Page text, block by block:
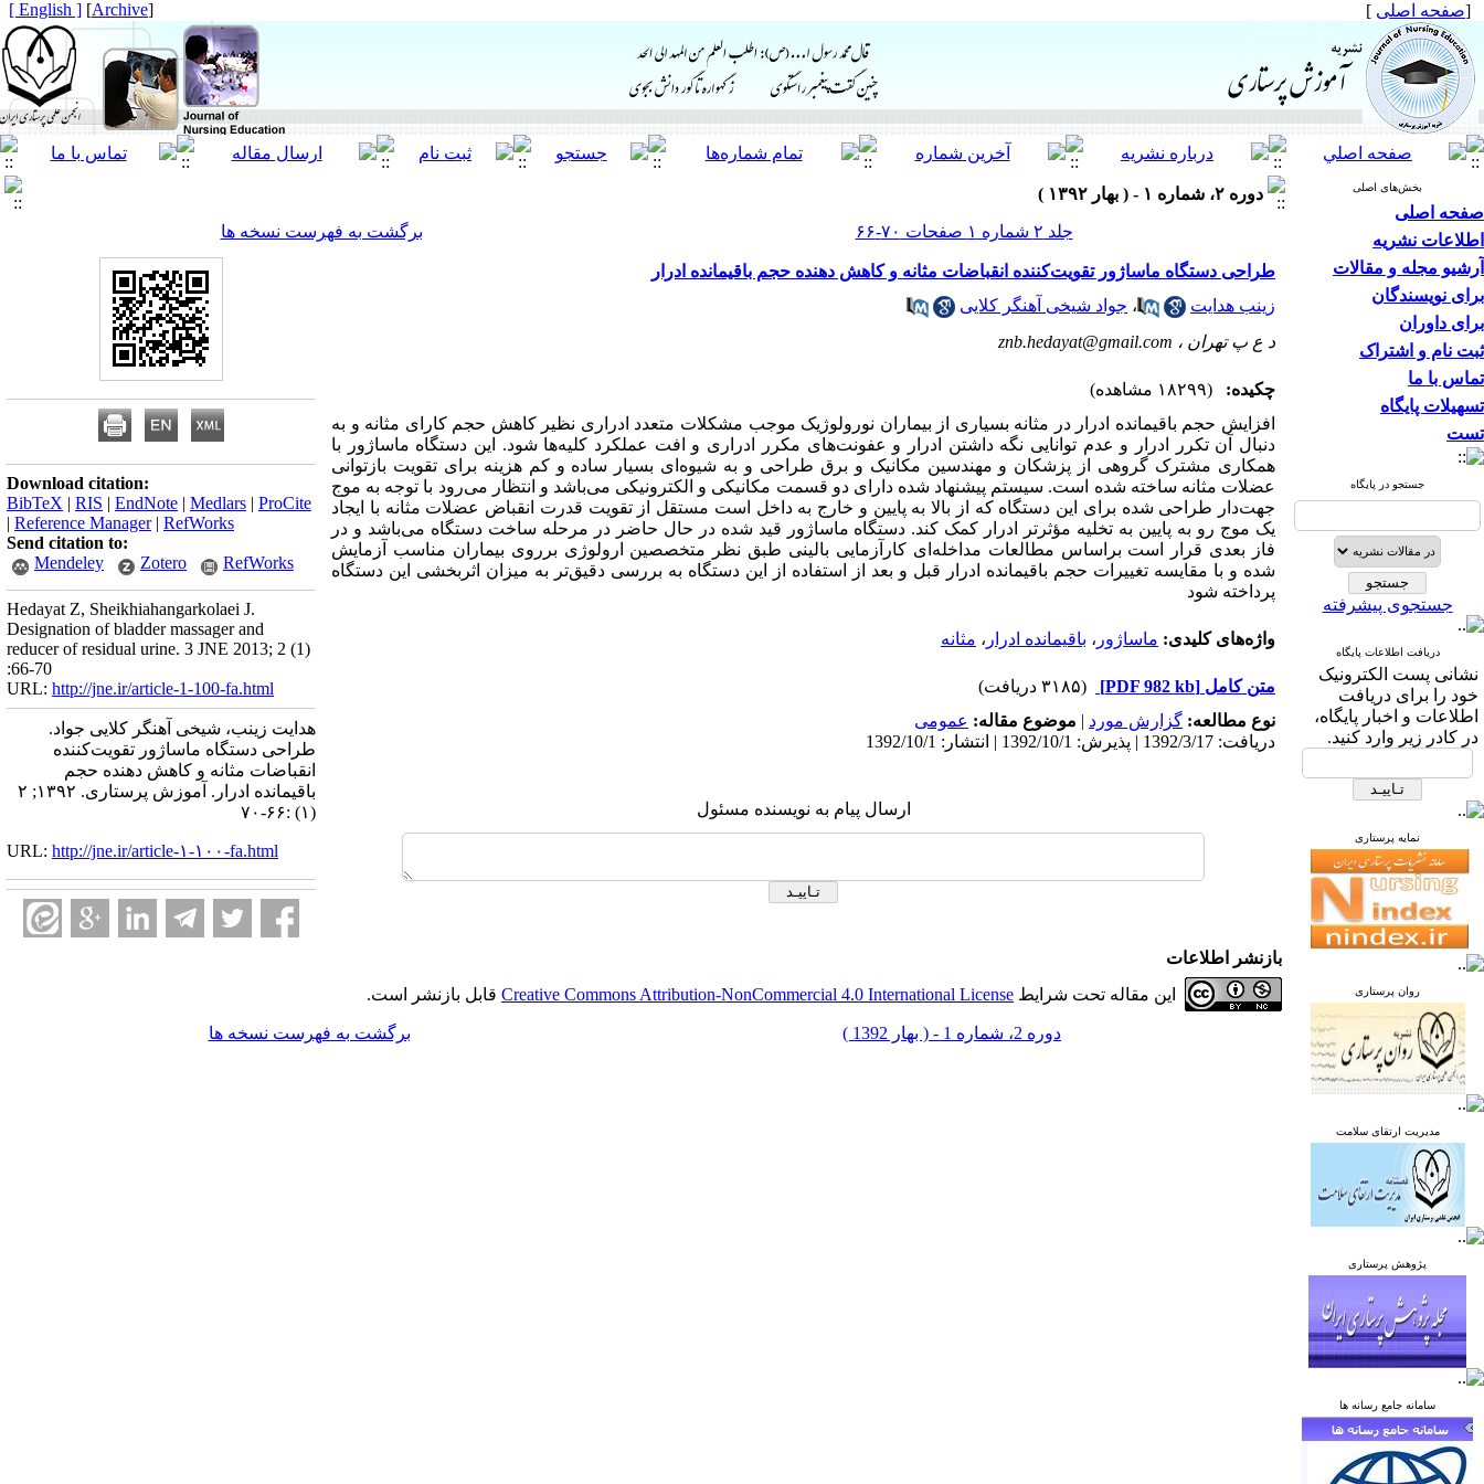
[صفحه اصلی ]
[
Archive
]
[ English ]
بخش‌های اصلی
صفحه اصلی
اطلاعات نشریه
آرشیو مجله و مقالات
برای نویسندگان
برای داوران
ثبت نام و اشتراک
تماس با ما
تسهیلات پایگاه
تست
جستجو در پایگاه
جستجوی پیشرفته
دریافت اطلاعات پایگاه
نشانی پست الکترونیک
خود را برای دریافت
اطلاعات و اخبار پایگاه،
در کادر زیر وارد کنید.
نمایه پرستاری
روان پرستاری
مدیریت ارتقای سلامت
پژوهش پرستاری
سامانه جامع رسانه ها
دوره ۲، شماره ۱ - ( بهار ۱۳۹۲ )
جلد ۲ شماره ۱ صفحات ۷۰-۶۶
برگشت به فهرست نسخه ها
طراحی دستگاه ماساژور تقویت‌کننده انقباضات مثانه و کاهش دهنده حجم باقیمانده ادرار
زینب هدایت
، جواد شیخی آهنگر کلایی
د ع پ تهران ، znb.hedayat@gmail.com
چکیده:
(۱۸۲۹۹ مشاهده)
افزایش حجم باقیمانده ادرار در مثانه بسیاری از بیماران نورولوژیک موجب مشکلات متعدد ادراری نظیر کاهش حجم کارای مثانه و به
دنبال آن تکرر ادرار و عدم توانایی نگه داشتن ادرار و عفونت‌های مکرر ادراری و افت عملکرد کلیه‌ها شود. این دستگاه ماساژور با
همکاری مشترک گروهی از پزشکان و مهندسین مکانیک و برق طراحی و به شیوه‌ای بسیار ساده و کم هزینه برای تقویت بازتوانی
عضلات مثانه ساخته شده است. سیستم پیشنهاد شده دارای دو قسمت مکانیکی و الکترونیکی می‌باشد و انتظار می‌رود با توجه به موج
جهت‌دار طراحی شده برای این دستگاه که از بالا به پایین و خارج به داخل است مستقل از تقویت قدرت انقباض عضلات مثانه با ایجاد
یک موج رو به پایین به تخلیه مؤثرتر ادرار کمک کند. دستگاه ماساژور قید شده در حال حاضر در مرحله ساخت دستگاه می‌باشد و در
فاز بعدی قرار است براساس مطالعات مداخله‌ای کارآزمایی بالینی طبق نظر متخصصین ارولوژی برروی بیماران مناسب آزمایش
شده و با مقایسه تغییرات حجم باقیمانده ادرار قبل و بعد از استفاده از این دستگاه به بررسی دقیق‌تر به میزان اثربخشی این دستگاه
پرداخته شود
واژه‌های کلیدی: ماساژور ، باقیمانده ادرار ، مثانه
متن کامل [PDF 982 kb]
(۳۱۸۵ دریافت)
نوع مطالعه: گزارش مورد | موضوع مقاله: عمومى
دریافت: 1392/3/17 | پذیرش: 1392/10/1 | انتشار: 1392/10/1
ارسال پیام به نویسنده مسئول
Download citation:
BibTeX | RIS | EndNote | Medlars | ProCite
| Reference Manager| RefWorks
Send citation to:
Mendeley
Zotero RefWorks
Hedayat Z, Sheikhiahangarkolaei J.
Designation of bladder massager and
reducer of residual urine. 3 JNE 2013; 2 (1)
:66-70
URL: http://jne.ir/article-1-100-fa.html
هدایت زینب، شیخی آهنگر کلایی جواد.
طراحی دستگاه ماساژور تقویت‌کننده
انقباضات مثانه و کاهش دهنده حجم
باقیمانده ادرار. آموزش پرستاری. ۱۳۹۲; ۲
(۱) :۶۶-۷۰
URL: http://jne.ir/article-۱-۱۰۰-fa.html
بازنشر اطلاعات
این مقاله تحت شرایط Creative Commons Attribution-NonCommercial 4.0 International License قابل بازنشر است.
دوره 2، شماره 1 - ( بهار 1392 ) برگشت به فهرست نسخه ها